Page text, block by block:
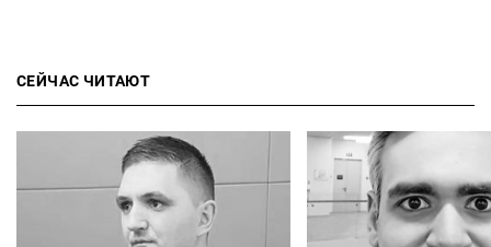
СЕЙЧАС ЧИТАЮТ